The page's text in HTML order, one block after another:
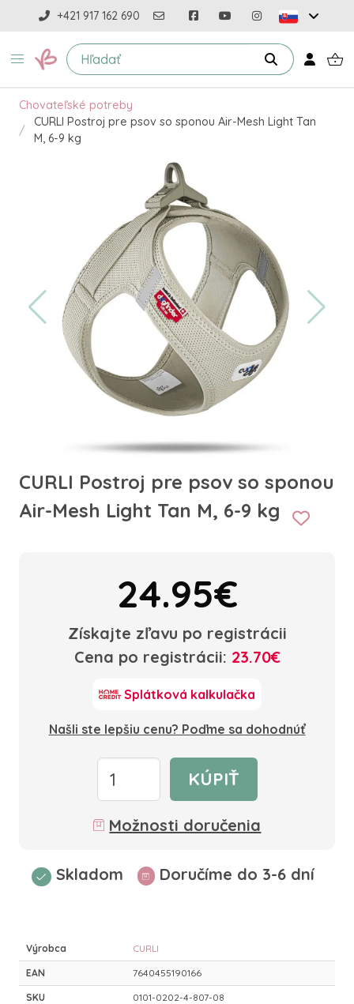
+421 917 162 690
Chovateľské potreby
CURLI Postroj pre psov so sponou Air-Mesh Light Tan
M, 6-9 kg
CURLI Postroj pre psov so sponou
Air-Mesh Light Tan M, 6-9 kg
24.95€
Získajte zľavu po registrácii
Cena po registrácii: 23.70€
Splátková kalkulačka
Našli ste lepšiu cenu? Poďme sa dohodnúť
KÚPIŤ
Možnosti doručenia
Skladom Doručíme do 3-6 dní
Výrobca CURLI
EAN 7640455190166
SKU 0101-0202-4-807-08